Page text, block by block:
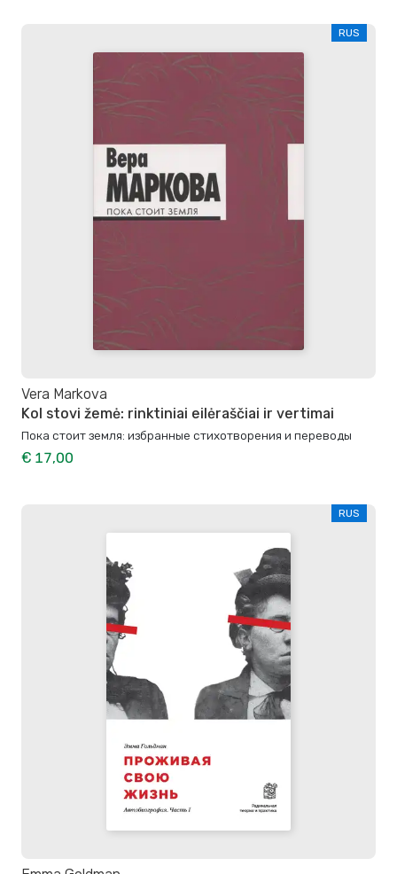
RUS
Vera Markova
Kol stovi žemė: rinktiniai eilėraščiai ir vertimai
Пока стоит земля: избранные стихотворения и переводы
€ 17,00
RUS